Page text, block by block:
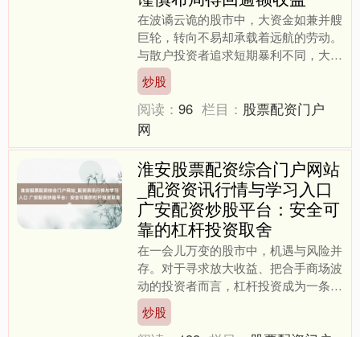
在波谲云诡的股市中，大资金如兼并艘
巨轮，转向不易却承载着远航的劳动。
与散户投资者追求短期暴利不同，大资
金的中枢诉求在于**谨慎布局**与**握
续升值**。那么，....
炒股
阅读：96 栏目： 股票配资门户
网
淮安股票配资综合门户网站
_配资资讯行情与学习入口
广安配资炒股平台：安全可
靠的杠杆投资取舍
在一会儿万变的股市中，机遇与风险并
存。对于寻求放大收益、把合手商场波
动的投资者而言，杠杆投资成为一条备
受热心的旅途。干系词，高收益继续伴
跟着高风险，若何取舍一个....
炒股